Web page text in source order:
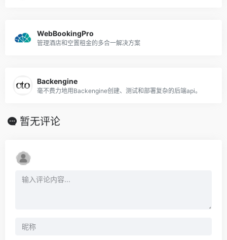
WebBookingPro
管理酒店和空置租金的多合一解决方案
Backengine
毫不费力地用Backengine创建、测试和部署复杂的后端api。
暂无评论